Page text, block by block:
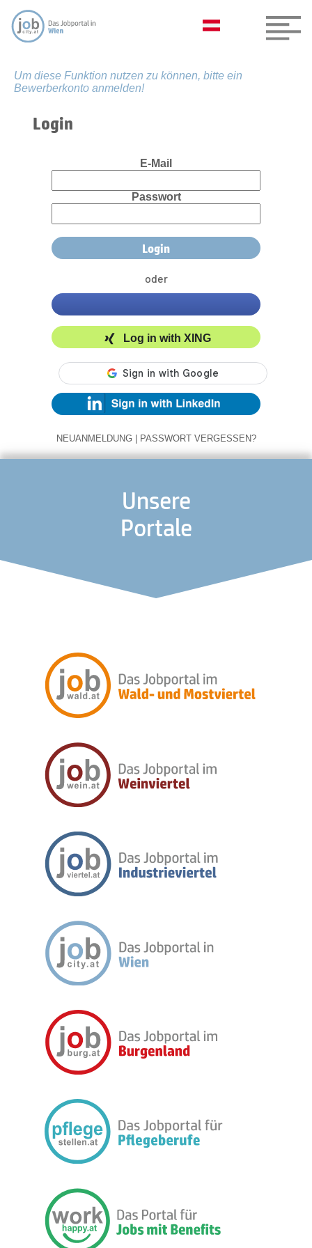
Um diese Funktion nutzen zu können, bitte ein
Bewerberkonto anmelden!
Login
E-Mail
Passwort
oder
Log in with XING
NEUANMELDUNG | PASSWORT VERGESSEN?
Unsere
Portale